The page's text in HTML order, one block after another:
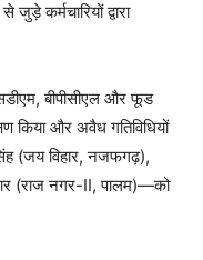
कर्मचारियों द्वारा
बीपीसीएल और फूड
किया और अवैध गतिविधियों
(जय विहार, नजफगढ़),
(राज नगर-II, पालम)—को